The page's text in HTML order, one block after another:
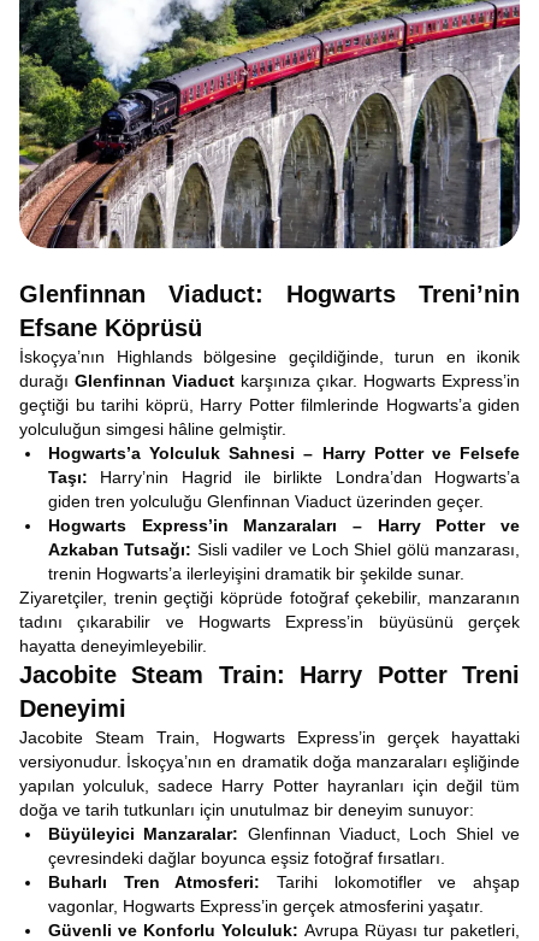
Glenfinnan Viaduct: Hogwarts Treni’nin
Efsane Köprüsü
İskoçya’nın Highlands bölgesine geçildiğinde, turun en ikonik
durağı Glenfinnan Viaduct karşınıza çıkar. Hogwarts Express’in
geçtiği bu tarihi köprü, Harry Potter filmlerinde Hogwarts’a giden
yolculuğun simgesi hâline gelmiştir.
Hogwarts’a Yolculuk Sahnesi – Harry Potter ve Felsefe
Taşı: Harry’nin Hagrid ile birlikte Londra’dan Hogwarts’a
giden tren yolculuğu Glenfinnan Viaduct üzerinden geçer.
Hogwarts Express’in Manzaraları – Harry Potter ve
Azkaban Tutsağı: Sisli vadiler ve Loch Shiel gölü manzarası,
trenin Hogwarts’a ilerleyişini dramatik bir şekilde sunar.
Ziyaretçiler, trenin geçtiği köprüde fotoğraf çekebilir, manzaranın
tadını çıkarabilir ve Hogwarts Express’in büyüsünü gerçek
hayatta deneyimleyebilir.
Jacobite Steam Train: Harry Potter Treni
Deneyimi
Jacobite Steam Train, Hogwarts Express’in gerçek hayattaki
versiyonudur. İskoçya’nın en dramatik doğa manzaraları eşliğinde
yapılan yolculuk, sadece Harry Potter hayranları için değil tüm
doğa ve tarih tutkunları için unutulmaz bir deneyim sunuyor:
Büyüleyici Manzaralar: Glenfinnan Viaduct, Loch Shiel ve
çevresindeki dağlar boyunca eşsiz fotoğraf fırsatları.
Buharlı Tren Atmosferi: Tarihi lokomotifler ve ahşap
vagonlar, Hogwarts Express’in gerçek atmosferini yaşatır.
Güvenli ve Konforlu Yolculuk: Avrupa Rüyası tur paketleri,